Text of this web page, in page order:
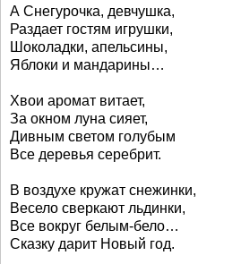
А Снегурочка, девчушка,
Раздает гостям игрушки,
Шоколадки, апельсины,
Яблоки и мандарины…
Хвои аромат витает,
За окном луна сияет,
Дивным светом голубым
Все деревья серебрит.
В воздухе кружат снежинки,
Весело сверкают льдинки,
Все вокруг белым-бело…
Сказку дарит Новый год.